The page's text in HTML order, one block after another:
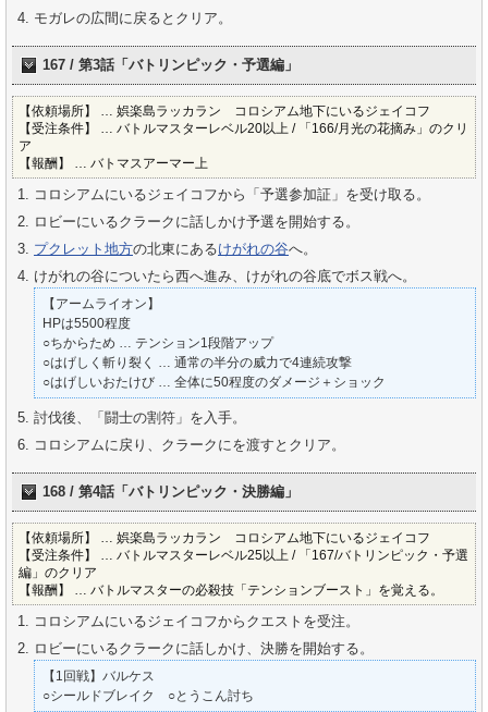
モガレの広間に戻るとクリア。
167 / 第3話「バトリンピック・予選編」
【依頼場所】 … 娯楽島ラッカラン コロシアム地下にいるジェイコフ
【受注条件】 … バトルマスターレベル20以上 / 「166/月光の花摘み」のクリ
ア
【報酬】 … バトマスアーマー上
コロシアムにいるジェイコフから「予選参加証」を受け取る。
ロビーにいるクラークに話しかけ予選を開始する。
プクレット地方の北東にあるけがれの谷へ。
けがれの谷についたら西へ進み、けがれの谷底でボス戦へ。
【アームライオン】
HPは5500程度
○ちからため … テンション1段階アップ
○はげしく斬り裂く … 通常の半分の威力で4連続攻撃
○はげしいおたけび … 全体に50程度のダメージ＋ショック
討伐後、「闘士の割符」を入手。
コロシアムに戻り、クラークにを渡すとクリア。
168 / 第4話「バトリンピック・決勝編」
【依頼場所】 … 娯楽島ラッカラン コロシアム地下にいるジェイコフ
【受注条件】 … バトルマスターレベル25以上 / 「167/バトリンピック・予選
編」のクリア
【報酬】 … バトルマスターの必殺技「テンションブースト」を覚える。
コロシアムにいるジェイコフからクエストを受注。
ロビーにいるクラークに話しかけ、決勝を開始する。
【1回戦】バルケス
○シールドブレイク ○とうこん討ち